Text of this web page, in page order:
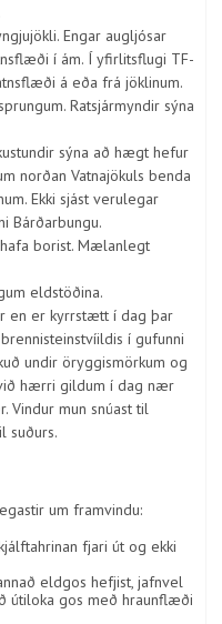
Engar augljósar
í ám. Í yfirlitsflugi TF-
á eða frá jöklinum.
Ratsjármyndir sýna
sýna að hægt hefur
norðan Vatnajökuls benda
Ekki sjást verulegar
Bárðarbungu.
borist. Mælanlegt
eldstöðina.
en er kyrrstætt í dag þar
í gufunni
undir öryggismörkum og
hærri gildum í dag nær
Vindur mun snúast til
suðurs.
um framvindu:
fjari út og ekki
eldgos hefjist, jafnvel
útiloka gos með hraunflæði